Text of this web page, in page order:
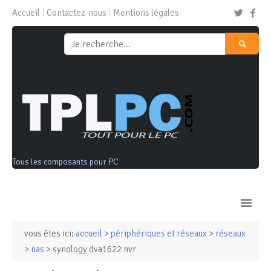
Accueil Contactez-nous Mentions légales
Tous les composants pour PC
Ordinateurs & Tablettes
vous êtes ici: accueil > périphériques et réseaux > réseaux
> nas > synology dva1622 nvr